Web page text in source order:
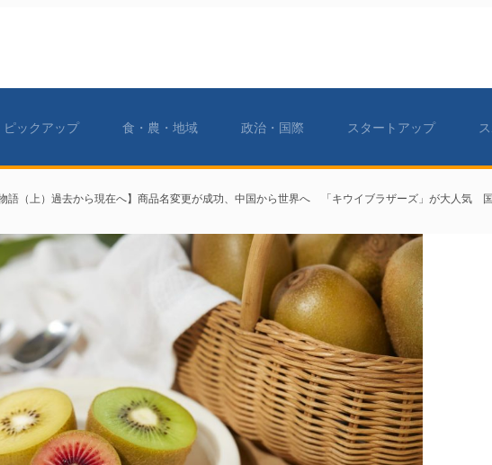
ピックアップ 食・農・地域 政治・国際 スタートアップ
物語（上）過去から現在へ】商品名変更が成功、中国から世界へ 「キウイブラザーズ」が大人気